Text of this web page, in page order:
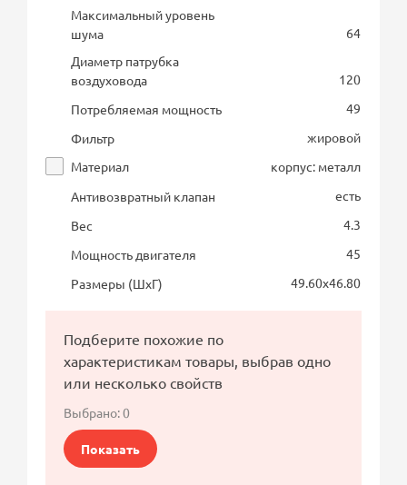
Максимальный уровень
шума
64
Диаметр патрубка
воздуховода
120
Потребляемая мощность
49
Фильтр
жировой
Материал
корпус: металл
Антивозвратный клапан
есть
Вес
4.3
Мощность двигателя
45
Размеры (ШхГ)
49.60х46.80
Подберите похожие по
характеристикам товары, выбрав одно
или несколько свойств
Выбрано:0
Показать